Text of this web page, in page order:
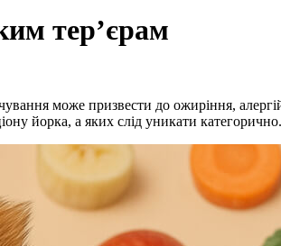
тер’єрам
може призвести до ожиріння,
йорка, а яких слід уникати категорично.